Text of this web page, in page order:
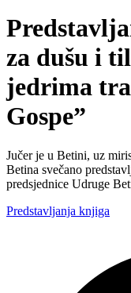
za dušu i
jedrima
Gospe”
Jučer je u Betini, uz
Betina svečano
predsjednice Udruge
Predstavljanja knjiga